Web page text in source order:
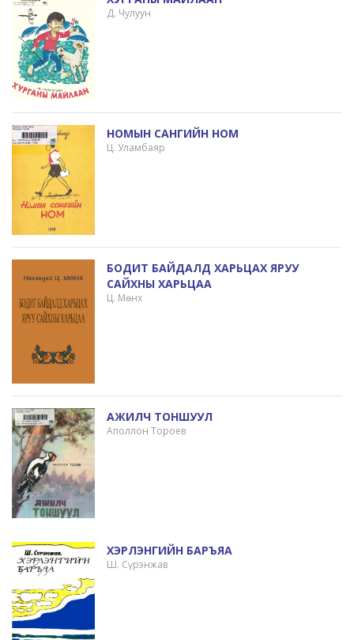
Д. Чулуун
НОМЫН САНГИЙН НОМ
Ц. Уламбаяр
БОДИТ БАЙДАЛД ХАРЬЦАХ ЯРУУ
САЙХНЫ ХАРЬЦАА
Ц. Мөнх
АЖИЛЧ ТОНШУУЛ
Аполлон Тороев
ХЭРЛЭНГИЙН БАРЪЯА
Ш. Сүрэнжав